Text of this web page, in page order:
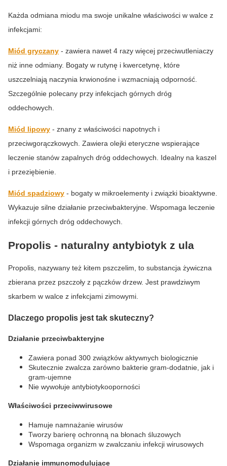
Każda odmiana miodu ma swoje unikalne właściwości w walce z
infekcjami:
Miód gryczany - zawiera nawet 4 razy więcej przeciwutleniaczy
niż inne odmiany. Bogaty w rutynę i kwercetynę, które
uszczelniają naczynia krwionośne i wzmacniają odporność.
Szczególnie polecany przy infekcjach górnych dróg
oddechowych.
Miód lipowy - znany z właściwości napotnych i
przeciwgorączkowych. Zawiera olejki eteryczne wspierające
leczenie stanów zapalnych dróg oddechowych. Idealny na kaszel
i przeziębienie.
Miód spadziowy - bogaty w mikroelementy i związki bioaktywne.
Wykazuje silne działanie przeciwbakteryjne. Wspomaga leczenie
infekcji górnych dróg oddechowych.
Propolis - naturalny antybiotyk z ula
Propolis, nazywany też kitem pszczelim, to substancja żywiczna
zbierana przez pszczoły z pączków drzew. Jest prawdziwym
skarbem w walce z infekcjami zimowymi.
Dlaczego propolis jest tak skuteczny?
Działanie przeciwbakteryjne
Zawiera ponad 300 związków aktywnych biologicznie
Skutecznie zwalcza zarówno bakterie gram-dodatnie, jak i
gram-ujemne
Nie wywołuje antybiotykooporności
Właściwości przeciwwirusowe
Hamuje namnażanie wirusów
Tworzy barierę ochronną na błonach śluzowych
Wspomaga organizm w zwalczaniu infekcji wirusowych
Działanie immunomodulujące